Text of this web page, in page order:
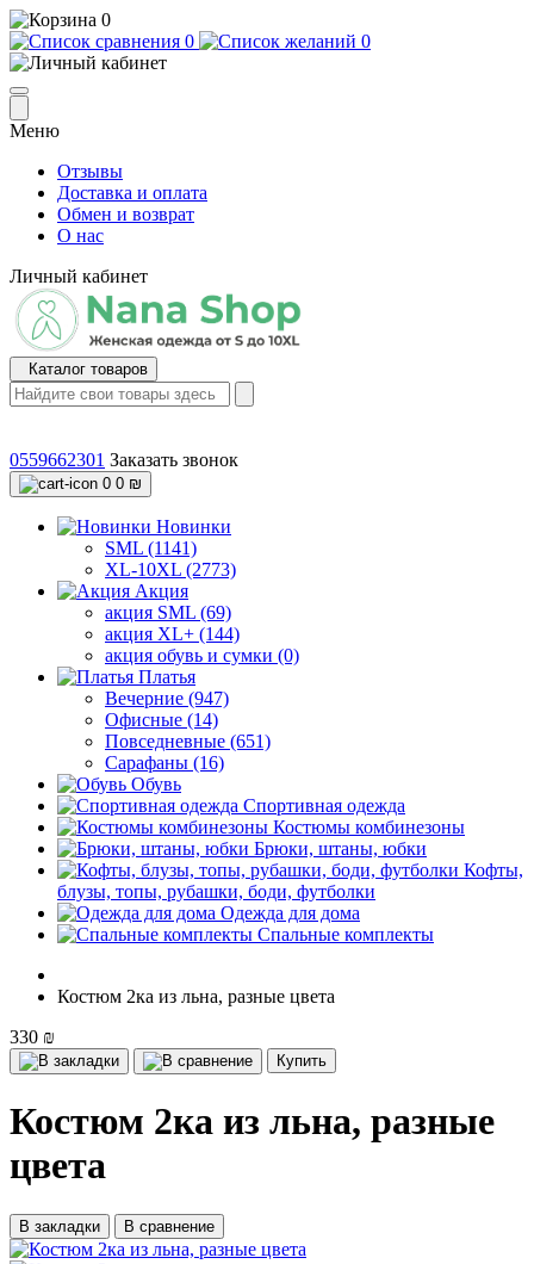
0
0
0
Меню
Отзывы
Доставка и оплата
Обмен и возврат
О нас
Личный кабинет
Каталог товаров
0559662301 Заказать звонок
0 0 ₪
Новинки
SML (1141)
XL-10XL (2773)
Акция
акция SML (69)
акция XL+ (144)
акция обувь и сумки (0)
Платья
Вечерние (947)
Офисные (14)
Повседневные (651)
Сарафаны (16)
Обувь
Спортивная одежда
Костюмы комбинезоны
Брюки, штаны, юбки
Кофты,
блузы, топы, рубашки, боди, футболки
Одежда для дома
Спальные комплекты
Костюм 2ка из льна, разные цвета
330 ₪
Купить
Костюм 2ка из льна, разные
цвета
В закладки В сравнение